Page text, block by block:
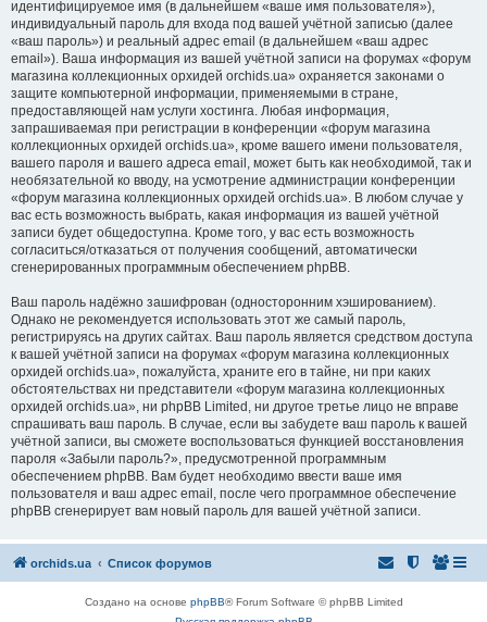
идентифицируемое имя (в дальнейшем «ваше имя пользователя»),
индивидуальный пароль для входа под вашей учётной записью (далее
«ваш пароль») и реальный адрес email (в дальнейшем «ваш адрес
email»). Ваша информация из вашей учётной записи на форумах «форум
магазина коллекционных орхидей orchids.ua» охраняется законами о
защите компьютерной информации, применяемыми в стране,
предоставляющей нам услуги хостинга. Любая информация,
запрашиваемая при регистрации в конференции «форум магазина
коллекционных орхидей orchids.ua», кроме вашего имени пользователя,
вашего пароля и вашего адреса email, может быть как необходимой, так и
необязательной ко вводу, на усмотрение администрации конференции
«форум магазина коллекционных орхидей orchids.ua». В любом случае у
вас есть возможность выбрать, какая информация из вашей учётной
записи будет общедоступна. Кроме того, у вас есть возможность
согласиться/отказаться от получения сообщений, автоматически
сгенерированных программным обеспечением phpBB.
Ваш пароль надёжно зашифрован (односторонним хэшированием).
Однако не рекомендуется использовать этот же самый пароль,
регистрируясь на других сайтах. Ваш пароль является средством доступа
к вашей учётной записи на форумах «форум магазина коллекционных
орхидей orchids.ua», пожалуйста, храните его в тайне, ни при каких
обстоятельствах ни представители «форум магазина коллекционных
орхидей orchids.ua», ни phpBB Limited, ни другое третье лицо не вправе
спрашивать ваш пароль. В случае, если вы забудете ваш пароль к вашей
учётной записи, вы сможете воспользоваться функцией восстановления
пароля «Забыли пароль?», предусмотренной программным
обеспечением phpBB. Вам будет необходимо ввести ваше имя
пользователя и ваш адрес email, после чего программное обеспечение
phpBB сгенерирует вам новый пароль для вашей учётной записи.
orchids.ua Список форумов
Создано на основе phpBB® Forum Software © phpBB Limited